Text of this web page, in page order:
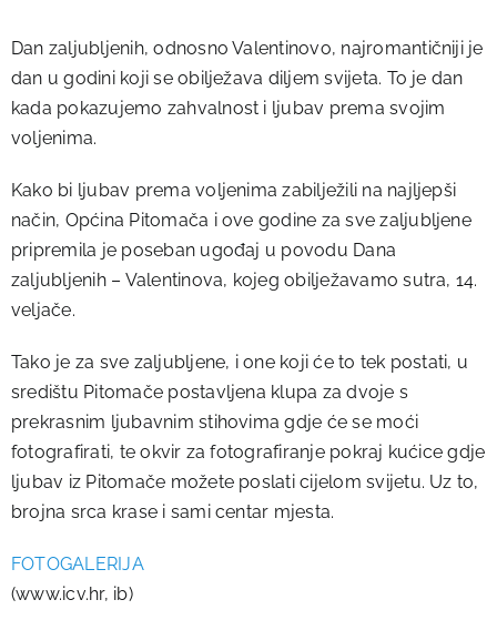
Dan zaljubljenih, odnosno Valentinovo, najromantičniji je
dan u godini koji se obilježava diljem svijeta. To je dan
kada pokazujemo zahvalnost i ljubav prema svojim
voljenima.
Kako bi ljubav prema voljenima zabilježili na najljepši
način, Općina Pitomača i ove godine za sve zaljubljene
pripremila je poseban ugođaj u povodu Dana
zaljubljenih – Valentinova, kojeg obilježavamo sutra, 14.
veljače.
Tako je za sve zaljubljene, i one koji će to tek postati, u
središtu Pitomače postavljena klupa za dvoje s
prekrasnim ljubavnim stihovima gdje će se moći
fotografirati, te okvir za fotografiranje pokraj kućice gdje
ljubav iz Pitomače možete poslati cijelom svijetu. Uz to,
brojna srca krase i sami centar mjesta.
FOTOGALERIJA
(www.icv.hr, ib)